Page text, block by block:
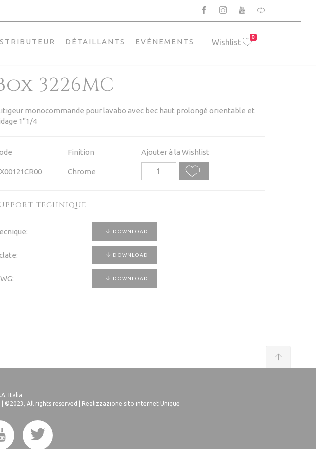
Wishlist
0
DÉTAILLANTS EVÉNEMENTS
3226MC
monocommande pour lavabo avec bec haut prolongé orientable et
1"1/4
Finition Ajouter à la Wishlist
Chrome
technique
DOWNLOAD
DOWNLOAD
DOWNLOAD
Italia
| ©2023, All rights reserved | Realizzazione sito internet Unique